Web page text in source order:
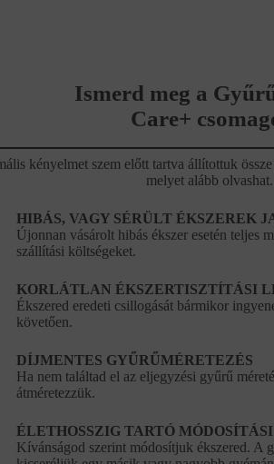
Ismerd meg a
Care+
kényelmet szem előtt tartva állítottuk
melyet alább olvashat.
HIBÁS, VAGY SÉRÜLT ÉKSZEREK
Újonnan vásárolt hibás ékszer esetén teljes
szállítási költségeket.
KORLÁTLAN ÉKSZERTISZTÍTÁSI
Ékszered eredeti csillogását bármikor
követően.
DÍJMENTES GYŰRŰMÉRETEZÉS
Ha nem találtad el az eljegyzési gyűrű
átméretezzük.
ÉLETHOSSZIG TARTÓ
Kívánságod szerint módosítjuk ékszered. A